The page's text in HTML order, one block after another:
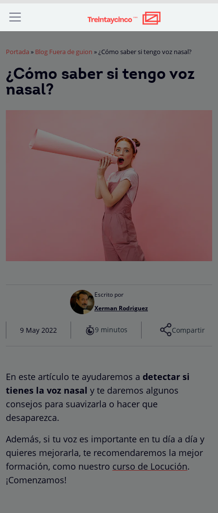
Portada » Blog Fuera de guion »¿Cómo saber si tengo voz nasal?
¿Cómo saber si tengo voz
nasal?
Escrito por
Xerman Rodriguez
9 May 2022 9 minutos Compartir
En este artículo te ayudaremos a detectar si
tienes la voz nasal y te daremos algunos
consejos para suavizarla o hacer que
desaparezca.
Además, si tu voz es importante en tu día a día y
quieres mejorarla, te recomendaremos la mejor
formación, como nuestro curso de Locución.
¡Comenzamos!